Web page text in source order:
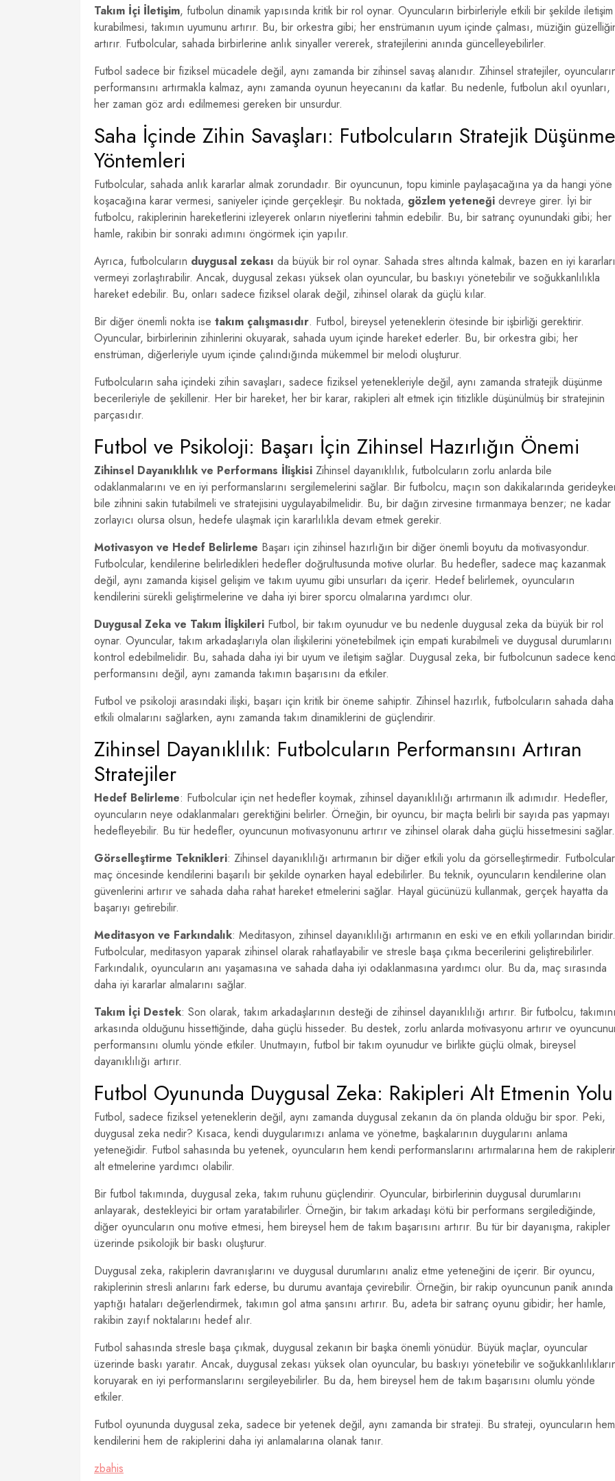
Takım İçi İletişim, futbolun dinamik yapısında kritik bir rol oynar. Oyuncuların birbirleriyle etkili bir şekilde iletişim
kurabilmesi, takımın uyumunu artırır. Bu, bir orkestra gibi; her enstrümanın uyum içinde çalması, müziğin
artırır. Futbolcular, sahada birbirlerine anlık sinyaller vererek, stratejilerini anında güncelleyebilirler.
Futbol sadece bir fiziksel mücadele değil, aynı zamanda bir zihinsel savaş alanıdır. Zihinsel stratejiler,
performansını artırmakla kalmaz, aynı zamanda oyunun heyecanını da katlar. Bu nedenle, futbolun akıl oyunları,
her zaman göz ardı edilmemesi gereken bir unsurdur.
Saha İçinde Zihin Savaşları: Futbolcuların Stratejik Düşünme
Yöntemleri
Futbolcular, sahada anlık kararlar almak zorundadır. Bir oyuncunun, topu kiminle paylaşacağına ya da hangi yöne
koşacağına karar vermesi, saniyeler içinde gerçekleşir. Bu noktada, gözlem yeteneği devreye girer. İyi bir
futbolcu, rakiplerinin hareketlerini izleyerek onların niyetlerini tahmin edebilir. Bu, bir satranç oyunundaki gibi; her
hamle, rakibin bir sonraki adımını öngörmek için yapılır.
Ayrıca, futbolcuların duygusal zekası da büyük bir rol oynar. Sahada stres altında kalmak, bazen en iyi kararları
vermeyi zorlaştırabilir. Ancak, duygusal zekası yüksek olan oyuncular, bu baskıyı yönetebilir ve soğukkanlılıkla
hareket edebilir. Bu, onları sadece fiziksel olarak değil, zihinsel olarak da güçlü kılar.
Bir diğer önemli nokta ise takım çalışmasıdır. Futbol, bireysel yeteneklerin ötesinde bir işbirliği gerektirir.
Oyuncular, birbirlerinin zihinlerini okuyarak, sahada uyum içinde hareket ederler. Bu, bir orkestra gibi; her
enstrüman, diğerleriyle uyum içinde çalındığında mükemmel bir melodi oluşturur.
Futbolcuların saha içindeki zihin savaşları, sadece fiziksel yetenekleriyle değil, aynı zamanda stratejik düşünme
becerileriyle de şekillenir. Her bir hareket, her bir karar, rakipleri alt etmek için titizlikle düşünülmüş bir stratejinin
parçasıdır.
Futbol ve Psikoloji: Başarı İçin Zihinsel Hazırlığın Önemi
Zihinsel Dayanıklılık ve Performans İlişkisi Zihinsel dayanıklılık, futbolcuların zorlu anlarda bile
odaklanmalarını ve en iyi performanslarını sergilemelerini sağlar. Bir futbolcu, maçın son dakikalarında
bile zihnini sakin tutabilmeli ve stratejisini uygulayabilmelidir. Bu, bir dağın zirvesine tırmanmaya benzer; ne kadar
zorlayıcı olursa olsun, hedefe ulaşmak için kararlılıkla devam etmek gerekir.
Motivasyon ve Hedef Belirleme Başarı için zihinsel hazırlığın bir diğer önemli boyutu da motivasyondur.
Futbolcular, kendilerine belirledikleri hedefler doğrultusunda motive olurlar. Bu hedefler, sadece maç kazanmak
değil, aynı zamanda kişisel gelişim ve takım uyumu gibi unsurları da içerir. Hedef belirlemek, oyuncuların
kendilerini sürekli geliştirmelerine ve daha iyi birer sporcu olmalarına yardımcı olur.
Duygusal Zeka ve Takım İlişkileri Futbol, bir takım oyunudur ve bu nedenle duygusal zeka da büyük bir rol
oynar. Oyuncular, takım arkadaşlarıyla olan ilişkilerini yönetebilmek için empati kurabilmeli ve duygusal durumlarını
kontrol edebilmelidir. Bu, sahada daha iyi bir uyum ve iletişim sağlar. Duygusal zeka, bir futbolcunun sadece
performansını değil, aynı zamanda takımın başarısını da etkiler.
Futbol ve psikoloji arasındaki ilişki, başarı için kritik bir öneme sahiptir. Zihinsel hazırlık, futbolcuların sahada daha
etkili olmalarını sağlarken, aynı zamanda takım dinamiklerini de güçlendirir.
Zihinsel Dayanıklılık: Futbolcuların Performansını Artıran
Stratejiler
Hedef Belirleme: Futbolcular için net hedefler koymak, zihinsel dayanıklılığı artırmanın ilk adımıdır. Hedefler,
oyuncuların neye odaklanmaları gerektiğini belirler. Örneğin, bir oyuncu, bir maçta belirli bir sayıda pas yapmayı
hedefleyebilir. Bu tür hedefler, oyuncunun motivasyonunu artırır ve zihinsel olarak daha güçlü hissetmesini sağlar.
Görselleştirme Teknikleri: Zihinsel dayanıklılığı artırmanın bir diğer etkili yolu da görselleştirmedir.
maç öncesinde kendilerini başarılı bir şekilde oynarken hayal edebilirler. Bu teknik, oyuncuların kendilerine olan
güvenlerini artırır ve sahada daha rahat hareket etmelerini sağlar. Hayal gücünüzü kullanmak, gerçek hayatta da
başarıyı getirebilir.
Meditasyon ve Farkındalık: Meditasyon, zihinsel dayanıklılığı artırmanın en eski ve en etkili yollarından biridir.
Futbolcular, meditasyon yaparak zihinsel olarak rahatlayabilir ve stresle başa çıkma becerilerini geliştirebilirler.
Farkındalık, oyuncuların anı yaşamasına ve sahada daha iyi odaklanmasına yardımcı olur. Bu da, maç sırasında
daha iyi kararlar almalarını sağlar.
Takım İçi Destek: Son olarak, takım arkadaşlarının desteği de zihinsel dayanıklılığı artırır. Bir futbolcu,
arkasında olduğunu hissettiğinde, daha güçlü hisseder. Bu destek, zorlu anlarda motivasyonu artırır ve
performansını olumlu yönde etkiler. Unutmayın, futbol bir takım oyunudur ve birlikte güçlü olmak, bireysel
dayanıklılığı artırır.
Futbol Oyununda Duygusal Zeka: Rakipleri Alt Etmenin Yolu
Futbol, sadece fiziksel yeteneklerin değil, aynı zamanda duygusal zekanın da ön planda olduğu bir spor. Peki,
duygusal zeka nedir? Kısaca, kendi duygularımızı anlama ve yönetme, başkalarının duygularını anlama
yeteneğidir. Futbol sahasında bu yetenek, oyuncuların hem kendi performanslarını artırmalarına hem de
alt etmelerine yardımcı olabilir.
Bir futbol takımında, duygusal zeka, takım ruhunu güçlendirir. Oyuncular, birbirlerinin duygusal durumlarını
anlayarak, destekleyici bir ortam yaratabilirler. Örneğin, bir takım arkadaşı kötü bir performans sergilediğinde,
diğer oyuncuların onu motive etmesi, hem bireysel hem de takım başarısını artırır. Bu tür bir dayanışma, rakipler
üzerinde psikolojik bir baskı oluşturur.
Duygusal zeka, rakiplerin davranışlarını ve duygusal durumlarını analiz etme yeteneğini de içerir. Bir oyuncu,
rakiplerinin stresli anlarını fark ederse, bu durumu avantaja çevirebilir. Örneğin, bir rakip oyuncunun panik anında
yaptığı hataları değerlendirmek, takımın gol atma şansını artırır. Bu, adeta bir satranç oyunu gibidir; her hamle,
rakibin zayıf noktalarını hedef alır.
Futbol sahasında stresle başa çıkmak, duygusal zekanın bir başka önemli yönüdür. Büyük maçlar, oyuncular
üzerinde baskı yaratır. Ancak, duygusal zekası yüksek olan oyuncular, bu baskıyı yönetebilir ve
koruyarak en iyi performanslarını sergileyebilirler. Bu da, hem bireysel hem de takım başarısını olumlu yönde
etkiler.
Futbol oyununda duygusal zeka, sadece bir yetenek değil, aynı zamanda bir strateji. Bu strateji, oyuncuların hem
kendilerini hem de rakiplerini daha iyi anlamalarına olanak tanır.
zbahis